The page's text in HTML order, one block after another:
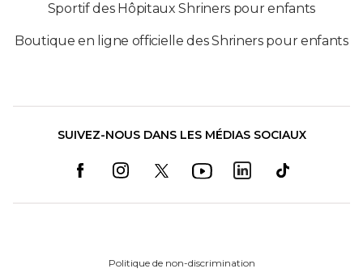
Sportif des Hôpitaux Shriners pour enfants
Boutique en ligne officielle des Shriners pour enfants
SUIVEZ-NOUS DANS LES MÉDIAS SOCIAUX
Politique de non-discrimination